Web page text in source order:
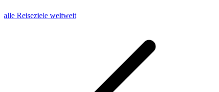
alle Reiseziele weltweit